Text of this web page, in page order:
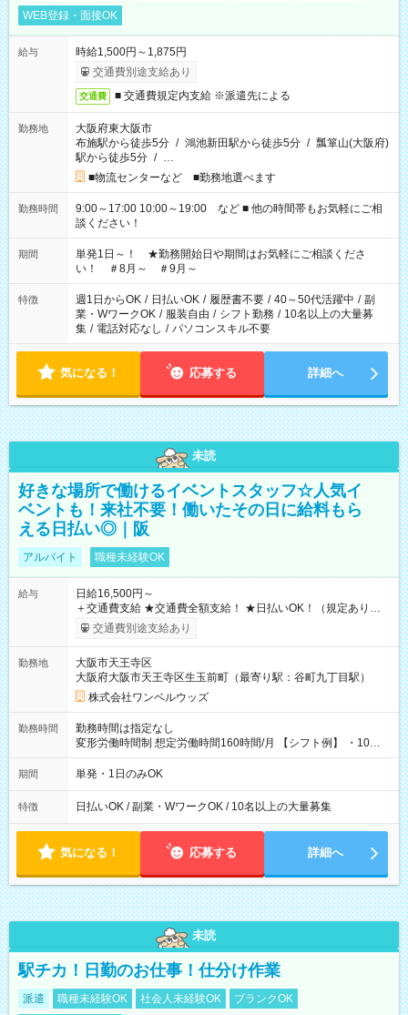
WEB登録・面接OK
給与
時給1,500円～1,875円
交通費別途支給あり
交通費 ■ 交通費規定内支給 ※派遣先による
勤務地
大阪府東大阪市
布施駅から徒歩5分 / 鴻池新田駅から徒歩5分 / 瓢箪山(大阪府)
駅から徒歩5分 / …
■物流センターなど ■勤務地選べます
勤務時間
9:00～17:00 10:00～19:00 など ■ 他の時間帯もお気軽にご相
談ください！
期間
単発1日～！ ★勤務開始日や期間はお気軽にご相談くださ
い！ ＃8月～ ＃9月～
特徴 週1日からOK / 日払いOK / 履歴書不要 / 40～50代活躍中 / 副
業・WワークOK / 服装自由 / シフト勤務 / 10名以上の大量募
集 / 電話対応なし / パソコンスキル不要
気になる！ 応募する 詳細へ
未読
好きな場所で働けるイベントスタッフ☆人気イ
ベントも！来社不要！働いたその日に給料もら
える日払い◎｜阪
アルバイト 職種未経験OK
給与
日給16,500円～
＋交通費支給 ★交通費全額支給！ ★日払いOK！（規定あり） ┗
働いたその日に現金GET♪ お仕事後はコンビニATMから 日払
交通費別途支給あり
勤務地
大阪市天王寺区
大阪府大阪市天王寺区生玉前町（最寄り駅：谷町九丁目駅）
株式会社ワンベルウッズ
勤務時間
勤務時間は指定なし
変形労働時間制 想定労働時間160時間/月 【シフト例】 ・10：
00～20：00
期間 単発・1日のみOK
特徴 日払いOK / 副業・WワークOK / 10名以上の大量募集
気になる！ 応募する 詳細へ
未読
駅チカ！日勤のお仕事！仕分け作業
派遣 職種未経験OK 社会人未経験OK
ブランクOK